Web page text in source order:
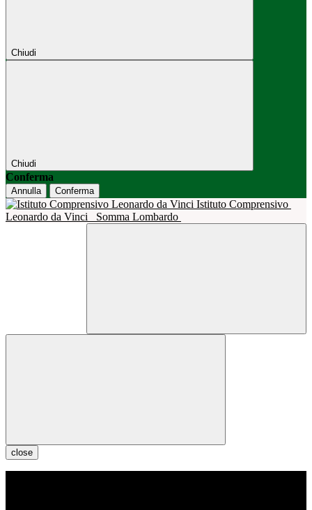
Chiudi
Chiudi
Conferma
Annulla Conferma
Istituto Comprensivo
Leonardo da Vinci
Somma Lombardo
close